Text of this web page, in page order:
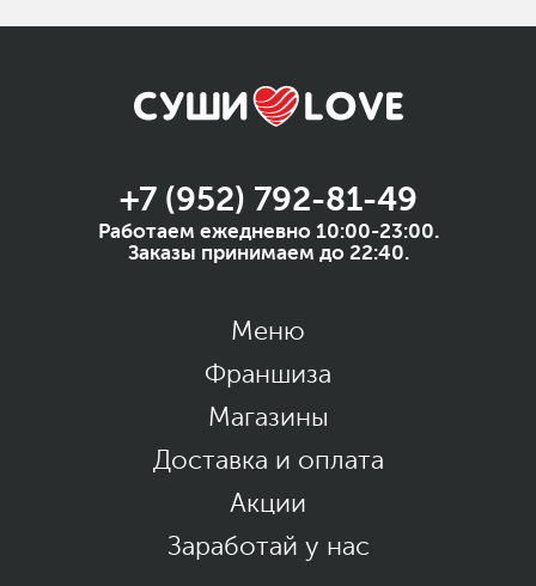
+7 (952) 792-81-49
Работаем ежедневно 10:00-23:00.
Заказы принимаем до 22:40.
Меню
Франшиза
Магазины
Доставка и оплата
Акции
Заработай у нас